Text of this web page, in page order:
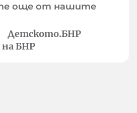
още от нашите
Детското.БНР
на БНР